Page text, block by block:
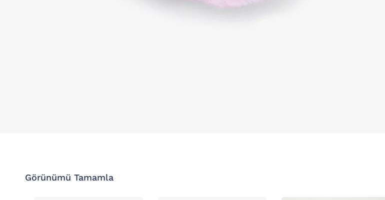
Görünümü Tamamla